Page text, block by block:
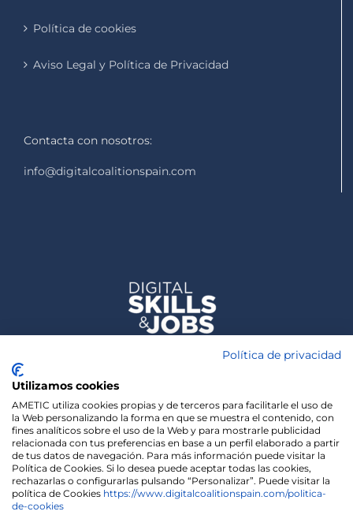
Política de cookies
Aviso Legal y Política de Privacidad
Contacta con nosotros:
info@digitalcoalitionspain.com
We use cookies on our website to give you the most
Política de privacidad
Utilizamos cookies
AMETIC utiliza cookies propias y de terceros para facilitarle el uso de
la Web personalizando la forma en que se muestra el contenido, con
fines analíticos sobre el uso de la Web y para mostrarle publicidad
relacionada con tus preferencias en base a un perfil elaborado a partir
de tus datos de navegación. Para más información puede visitar la
Política de Cookies. Si lo desea puede aceptar todas las cookies,
rechazarlas o configurarlas pulsando “Personalizar”. Puede visitar la
política de Cookies https://www.digitalcoalitionspain.com/politica-
de-cookies